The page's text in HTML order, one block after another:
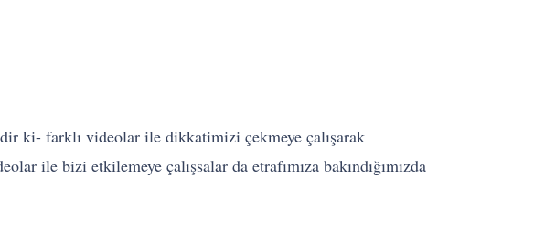
ki- farklı videolar ile dikkatimizi çekmeye çalışarak
ile bizi etkilemeye çalışsalar da etrafımıza bakındığımızda